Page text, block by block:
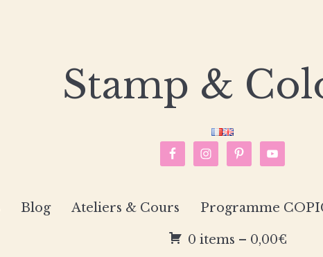
Stamp &
Blog Ateliers & Cours Programme
0 items – 0,00€